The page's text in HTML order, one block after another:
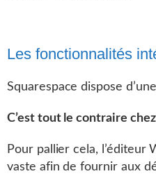
Les fonctionnalités
Squarespace dispose
C’est tout le contraire
Pour pallier cela, l’éditeur
vaste afin de fournir aux